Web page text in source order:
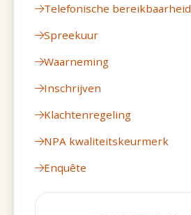
Telefonische bereikbaarheid
Spreekuur
Waarneming
Inschrijven
Klachtenregeling
NPA kwaliteitskeurmerk
Enquête